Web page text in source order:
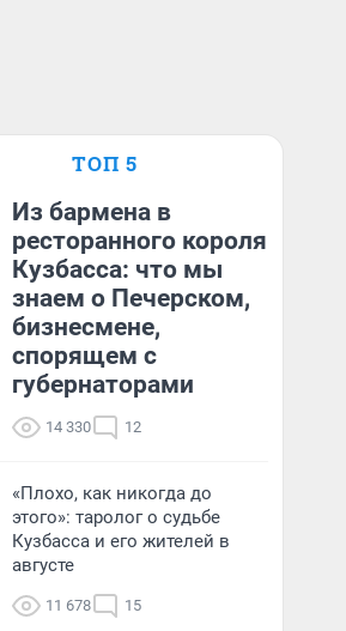
ТОП 5
Из бармена в
ресторанного короля
Кузбасса: что мы
знаем о Печерском,
бизнесмене,
спорящем с
губернаторами
14 330 12
«Плохо, как никогда до
этого»: таролог о судьбе
Кузбасса и его жителей в
августе
11 678 15